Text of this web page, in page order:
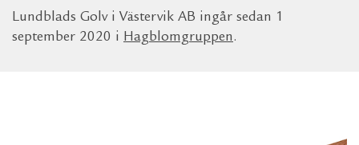
Lundblads Golv i Västervik AB ingår sedan 1
september 2020 i Hagblomgruppen.